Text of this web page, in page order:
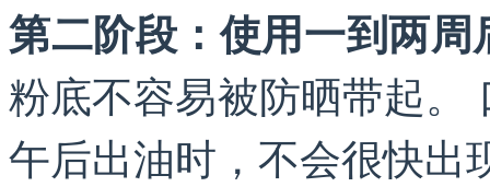
第二阶段：使用一到两周
粉底不容易被防晒带起。
午后出油时，不会很快出